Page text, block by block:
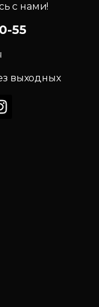
с нами!
55
выходных